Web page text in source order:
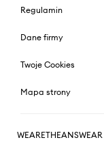
Regulamin
Dane firmy
Twoje Cookies
Mapa strony